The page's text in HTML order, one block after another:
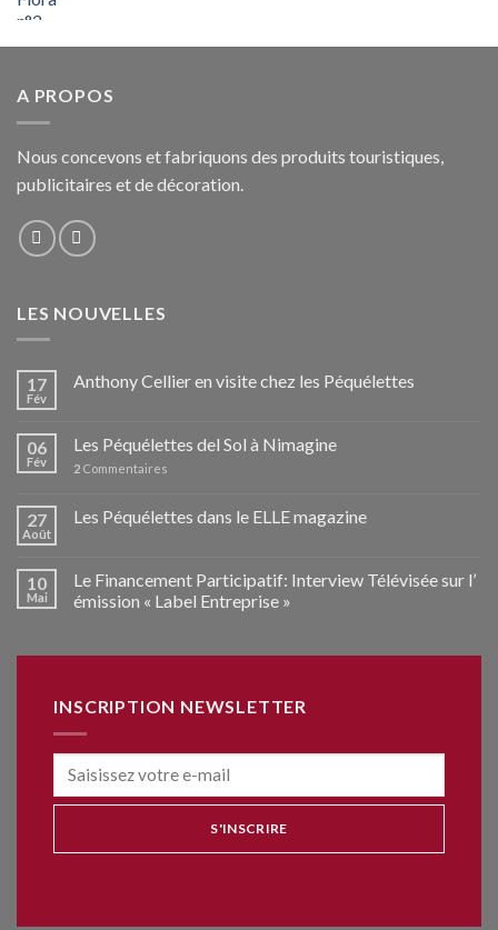
A PROPOS
Nous concevons et fabriquons des produits touristiques,
publicitaires et de décoration.
LES NOUVELLES
17
Fév
Anthony Cellier en visite chez les Péquélettes
06
Fév
Les Péquélettes del Sol à Nimagine
2 Commentaires
27
Août
Les Péquélettes dans le ELLE magazine
10
Mai
Le Financement Participatif: Interview Télévisée sur l’
émission « Label Entreprise »
INSCRIPTION NEWSLETTER